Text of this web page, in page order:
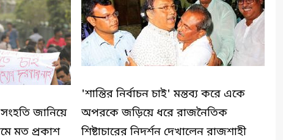
জানিয়ে
মত প্রকাশ
'শান্তির নির্বাচন চাই' মন্তব্য করে একে
অপরকে জড়িয়ে ধরে রাজনৈতিক
শিষ্টাচারের নিদর্শন দেখালেন রাজশাহী